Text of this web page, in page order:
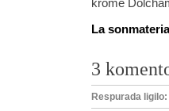
krome
La
3
Respurada ligilo: